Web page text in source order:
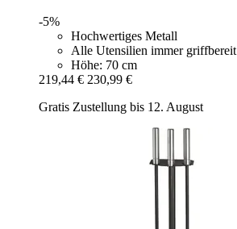
-5%
Hochwertiges Metall
Alle Utensilien immer griffbereit
Höhe: 70 cm
219,44 € 230,99 €
Gratis Zustellung bis 12. August